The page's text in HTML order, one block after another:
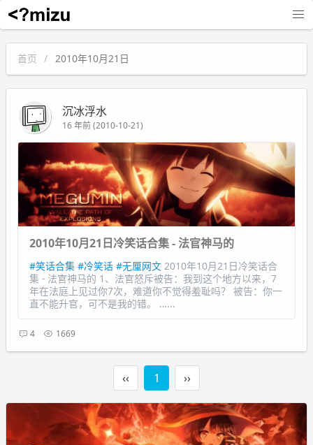
沉冰浮水
首页 2010年10月21日
沉冰浮水
16 年前 (2010-10-21)
2010年10月21日冷笑话合集 - 法官神马的
#笑话合集 #冷笑话 #无厘网文 2010年10月21日冷笑话合
集 - 法官神马的 1、法官怒斥被告：我到这个地方以来，7
年在法庭上见过你7次，难道你不觉得羞耻吗？ 被告：你一
直不能升官，可不是我的错。 …...
4 1669
‹‹ 1 ››